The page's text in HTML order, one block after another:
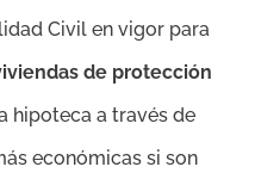
Civil en vigor para
de protección
hipoteca a través de
económicas si son